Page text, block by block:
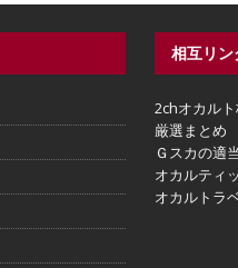
相互リン
2chオカル
厳選まとめ
Ｇスカの適
オカルティ
オカルトラ